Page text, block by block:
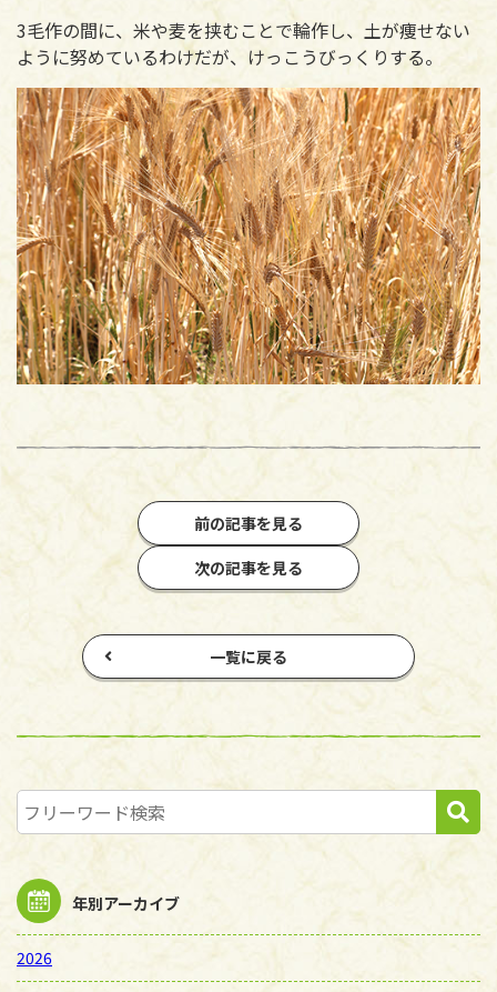
3毛作の間に、米や麦を挟むことで輪作し、土が痩せない
ように努めているわけだが、けっこうびっくりする。
前の記事を見る
次の記事を見る
一覧に戻る
年別アーカイブ
2026